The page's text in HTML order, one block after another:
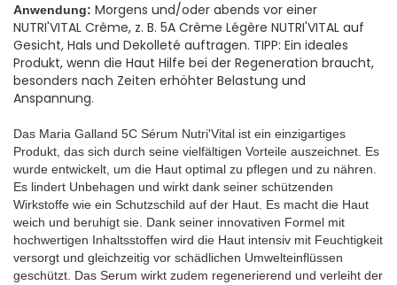
Anwendung: Morgens und/oder abends vor einer
NUTRI'VITAL Crème, z. B. 5A Crème Légère NUTRI'VITAL auf
Gesicht, Hals und Dekolleté auftragen. TIPP: Ein ideales
Produkt, wenn die Haut Hilfe bei der Regeneration braucht,
besonders nach Zeiten erhöhter Belastung und
Anspannung.
Das Maria Galland 5C Sérum Nutri'Vital ist ein einzigartiges
Produkt, das sich durch seine vielfältigen Vorteile auszeichnet. Es
wurde entwickelt, um die Haut optimal zu pflegen und zu nähren.
Es lindert Unbehagen und wirkt dank seiner schützenden
Wirkstoffe wie ein Schutzschild auf der Haut. Es macht die Haut
weich und beruhigt sie. Dank seiner innovativen Formel mit
hochwertigen Inhaltsstoffen wird die Haut intensiv mit Feuchtigkeit
versorgt und gleichzeitig vor schädlichen Umwelteinflüssen
geschützt. Das Serum wirkt zudem regenerierend und verleiht der